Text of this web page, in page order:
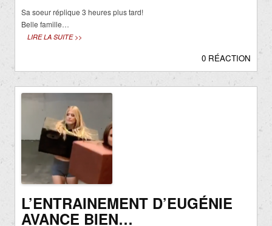
Sa soeur réplique 3 heures plus tard!
Belle famille…
LIRE LA SUITE >>
0 RÉACTION
L’ENTRAINEMENT D’EUGÉNIE
AVANCE BIEN…